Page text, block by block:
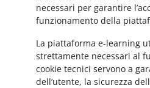
necessari per garantire
funzionamento della
La piattaforma e-learning
strettamente necessari al
cookie tecnici servono a
dell’utente, la sicurezza